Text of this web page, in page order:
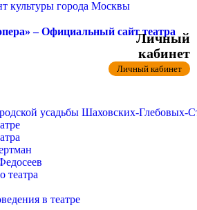
культуры города Москвы
– Официальный сайт театра
усадьбы Шаховских-
театра
в театре
Личный
кабинет
Личный кабинет